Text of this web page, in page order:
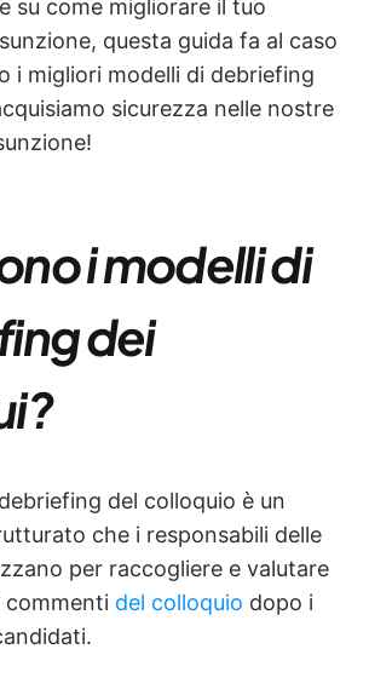
su come migliorare il tuo
questa guida fa al caso
i migliori modelli di debriefing
sicurezza nelle nostre
i modelli di
dei
del colloquio è un
che i responsabili delle
per raccogliere e valutare
commenti del colloquio dopo i